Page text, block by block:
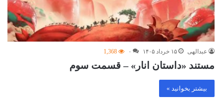
عبدالهی ۱۵ خرداد ۱۴۰۵ ۰ 1,368
مستند «داستان انار» – قسمت سوم
بیشتر بخوانید »